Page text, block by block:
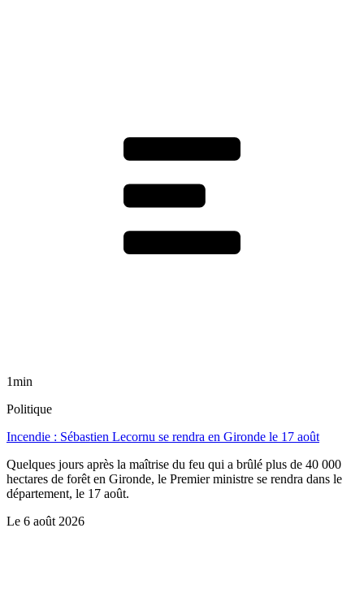
1min
Politique
Incendie : Sébastien Lecornu se rendra en Gironde le 17 août
Quelques jours après la maîtrise du feu qui a brûlé plus de 40 000
hectares de forêt en Gironde, le Premier ministre se rendra dans le
département, le 17 août.
Le 6 août 2026